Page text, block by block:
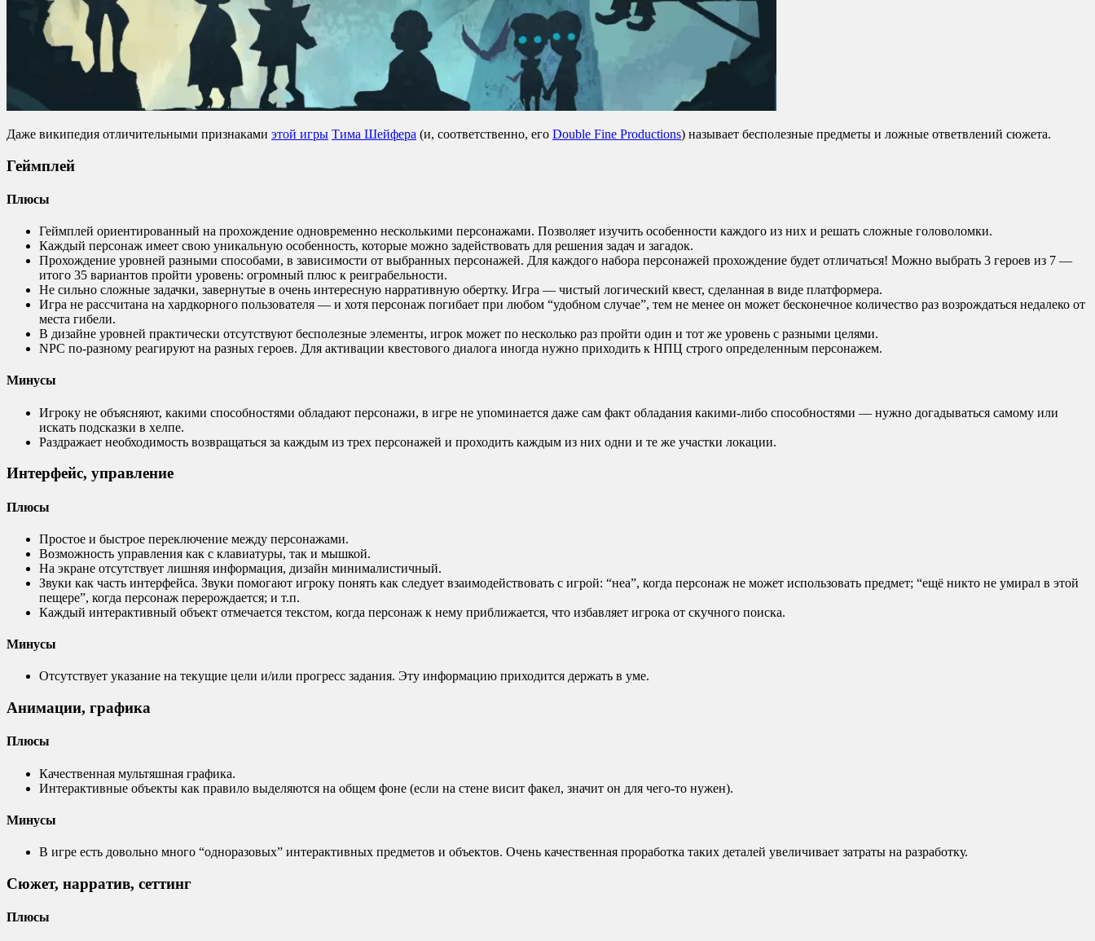
Даже википедия отличительными признаками этой игры Тима Шейфера (и, соответственно, его Double Fine Productions) называет бесполезные предметы и ложные ответвлений сюжета.
Геймплей
Плюсы
Геймплей ориентированный на прохождение одновременно несколькими персонажами. Позволяет изучить особенности каждого из них и решать сложные головоломки.
Каждый персонаж имеет свою уникальную особенность, которые можно задействовать для решения задач и загадок.
Прохождение уровней разными способами, в зависимости от выбранных персонажей. Для каждого набора персонажей прохождение будет отличаться! Можно выбрать 3 героев из 7 —
итого 35 вариантов пройти уровень: огромный плюс к реиграбельности.
Не сильно сложные задачки, завернутые в очень интересную нарративную обертку. Игра — чистый логический квест, сделанная в виде платформера.
Игра не рассчитана на хардкорного пользователя — и хотя персонаж погибает при любом “удобном случае”, тем не менее он может бесконечное количество раз возрождаться недалеко от
места гибели.
В дизайне уровней практически отсутствуют бесполезные элементы, игрок может по несколько раз пройти один и тот же уровень с разными целями.
NPC по-разному реагируют на разных героев. Для активации квестового диалога иногда нужно приходить к НПЦ строго определенным персонажем.
Минусы
Игроку не объясняют, какими способностями обладают персонажи, в игре не упоминается даже сам факт обладания какими-либо способностями — нужно догадываться самому или
искать подсказки в хелпе.
Раздражает необходимость возвращаться за каждым из трех персонажей и проходить каждым из них одни и те же участки локации.
Интерфейс, управление
Плюсы
Простое и быстрое переключение между персонажами.
Возможность управления как с клавиатуры, так и мышкой.
На экране отсутствует лишняя информация, дизайн минималистичный.
Звуки как часть интерфейса. Звуки помогают игроку понять как следует взаимодействовать с игрой: “неа”, когда персонаж не может использовать предмет; “ещё никто не умирал в этой
пещере”, когда персонаж перерождается; и т.п.
Каждый интерактивный объект отмечается текстом, когда персонаж к нему приближается, что избавляет игрока от скучного поиска.
Минусы
Отсутствует указание на текущие цели и/или прогресс задания. Эту информацию приходится держать в уме.
Анимации, графика
Плюсы
Качественная мультяшная графика.
Интерактивные объекты как правило выделяются на общем фоне (если на стене висит факел, значит он для чего-то нужен).
Минусы
В игре есть довольно много “одноразовых” интерактивных предметов и объектов. Очень качественная проработка таких деталей увеличивает затраты на разработку.
Сюжет, нарратив, сеттинг
Плюсы